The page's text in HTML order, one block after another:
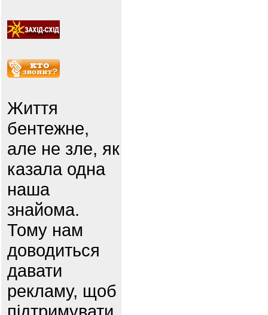
Життя
бентежне,
але не зле, як
казала одна
наша
знайома.
Тому нам
доводиться
давати
рекламу, щоб